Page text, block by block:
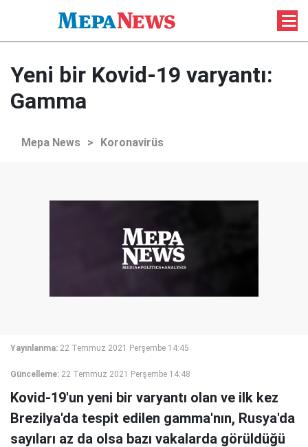
Yeni bir Kovid-19 varyantı:
Gamma
Mepa News > Koronavirüs
Yayınlanma: 22 Temmuz 2021 Perşembe 14:45
Güncelleme: 22 Temmuz 2021 Perşembe 14:48
Kovid-19'un yeni bir varyantı olan ve ilk kez
Brezilya'da tespit edilen gamma'nın, Rusya'da
sayıları az da olsa bazı vakalarda görüldüğü